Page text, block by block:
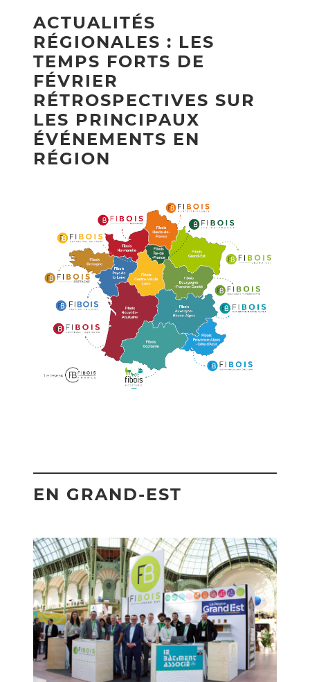
ACTUALITÉS
RÉGIONALES : LES
TEMPS FORTS DE
FÉVRIER
RÉTROSPECTIVES SUR
LES PRINCIPAUX
ÉVÉNEMENTS EN
RÉGION
EN GRAND-EST